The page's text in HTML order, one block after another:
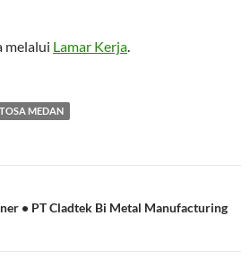
melalui Lamar Kerja.
MEDAN
• PT Cladtek Bi Metal Manufacturing